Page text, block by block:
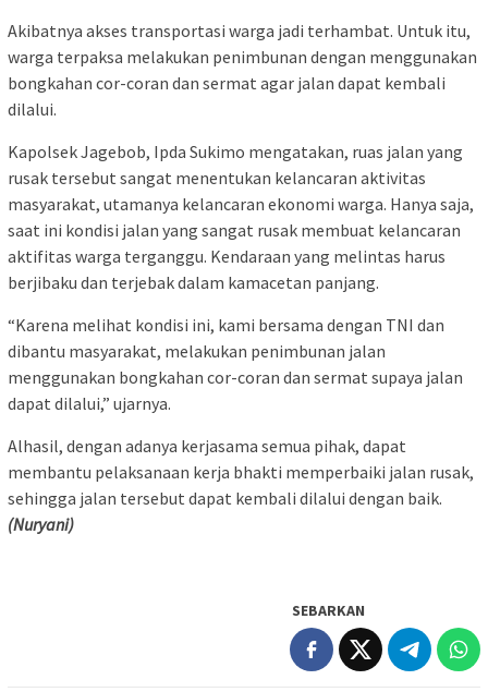
Akibatnya akses transportasi warga jadi terhambat. Untuk itu,
warga terpaksa melakukan penimbunan dengan menggunakan
bongkahan cor-coran dan sermat agar jalan dapat kembali
dilalui.
Kapolsek Jagebob, Ipda Sukimo mengatakan, ruas jalan yang
rusak tersebut sangat menentukan kelancaran aktivitas
masyarakat, utamanya kelancaran ekonomi warga. Hanya saja,
saat ini kondisi jalan yang sangat rusak membuat kelancaran
aktifitas warga terganggu. Kendaraan yang melintas harus
berjibaku dan terjebak dalam kamacetan panjang.
“Karena melihat kondisi ini, kami bersama dengan TNI dan
dibantu masyarakat, melakukan penimbunan jalan
menggunakan bongkahan cor-coran dan sermat supaya jalan
dapat dilalui,” ujarnya.
Alhasil, dengan adanya kerjasama semua pihak, dapat
membantu pelaksanaan kerja bhakti memperbaiki jalan rusak,
sehingga jalan tersebut dapat kembali dilalui dengan baik.
(Nuryani)
SEBARKAN